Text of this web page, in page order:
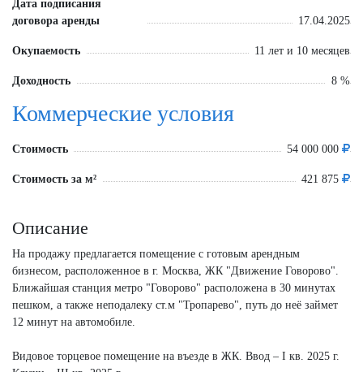
Дата подписания
договора аренды
17.04.2025
Окупаемость 11 лет и 10 месяцев
Доходность 8 %
Коммерческие условия
Стоимость 54 000 000
Стоимость за м² 421 875
Описание
На продажу предлагается помещение с готовым арендным
бизнесом, расположенное в г. Москва, ЖК "Движение Говорово".
Ближайшая станция метро "Говорово" расположена в 30 минутах
пешком, а также неподалеку ст.м "Тропарево", путь до неё займет
12 минут на автомобиле.
Видовое торцевое помещение на въезде в ЖК. Ввод – I кв. 2025 г.